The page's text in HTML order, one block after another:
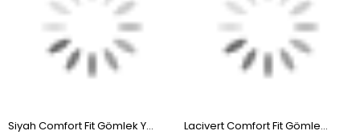
Siyah Comfort Fit Gömlek Yaka Mevsimlik Mont
Lacivert Comfort Fit Gömlek Yaka Mevsimlik Mont